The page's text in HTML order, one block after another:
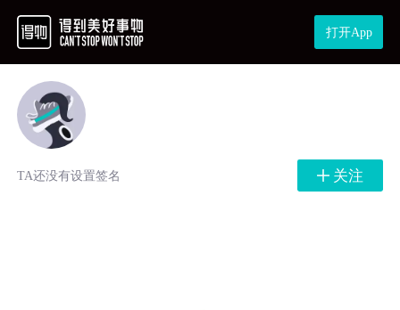
打开App
TA还没有设置签名 关注